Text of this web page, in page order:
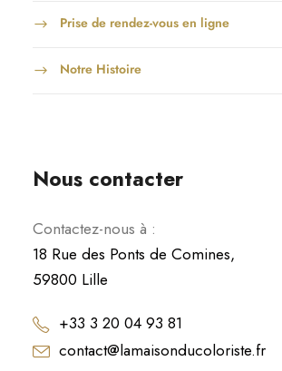
Prise de rendez-vous en ligne
Notre Histoire
Nous contacter
Contactez-nous à :
18 Rue des Ponts de Comines,
59800 Lille
+33 3 20 04 93 81
contact@lamaisonducoloriste.fr